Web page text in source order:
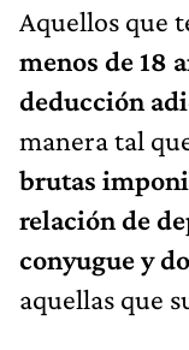
Aquellos que
menos de 18
deducción
manera tal
brutas
relación de
conyugue y
aquellas que